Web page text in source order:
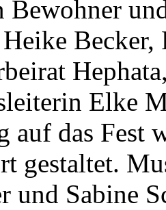
Bewohner
Becker,
Elke
auf das Fest
gestaltet.
und Sabine